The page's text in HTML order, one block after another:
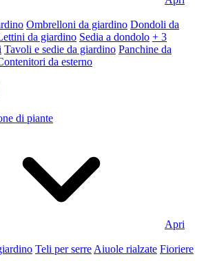
Ombrelloni da giardino Dondoli da
da giardino Sedia a dondolo + 3
Tavoli e sedie da giardino Panchine da
da esterno
di piante
Apri
Teli per serre Aiuole rialzate Fioriere